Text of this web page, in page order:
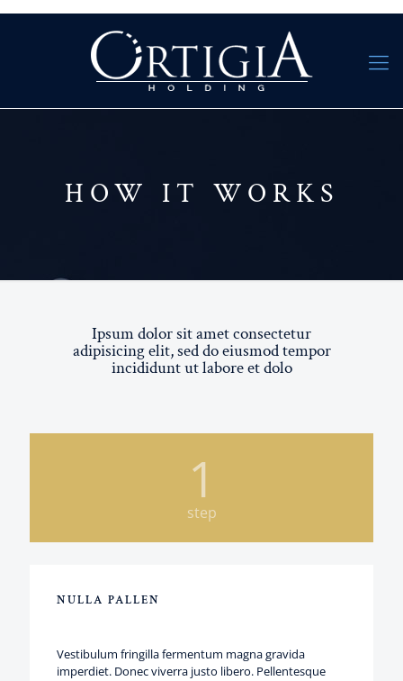
HOW IT WORKS
Ipsum dolor sit amet consectetur
adipisicing elit, sed do eiusmod tempor
incididunt ut labore et dolo
1
step
NULLA PALLEN
Vestibulum fringilla fermentum magna gravida
imperdiet. Donec viverra justo libero. Pellentesque